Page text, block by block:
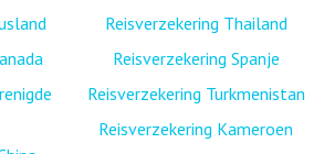
Reisverzekering Thailand
Reisverzekering Spanje
Reisverzekering Turkmenistan
Reisverzekering Kameroen